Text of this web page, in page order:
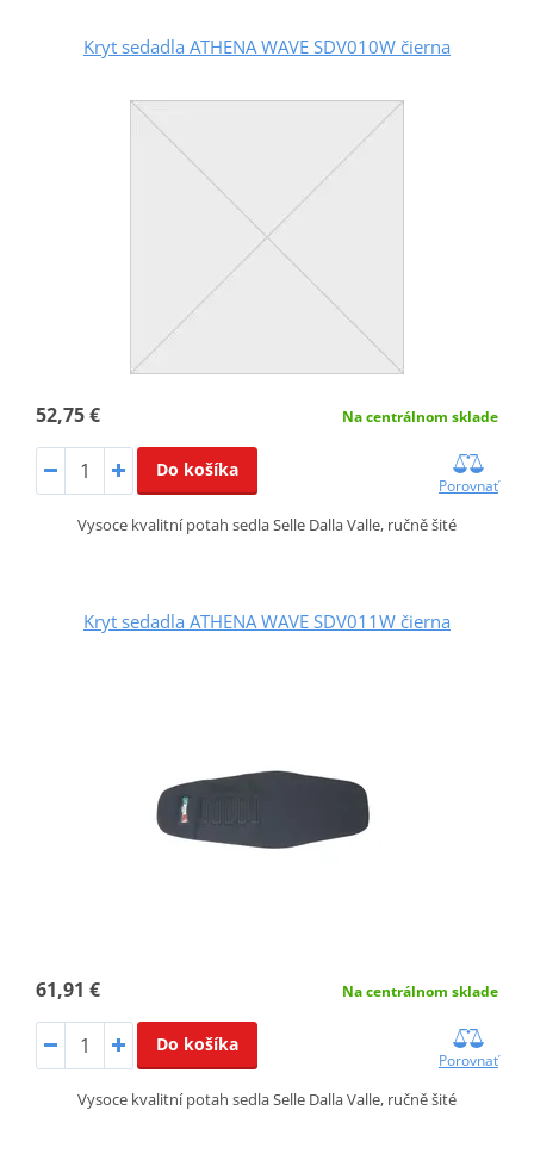
Kryt sedadla ATHENA WAVE SDV010W čierna
52,75 € Na centrálnom sklade
Do košíka
Porovnať
Vysoce kvalitní potah sedla Selle Dalla Valle, ručně šité
Kryt sedadla ATHENA WAVE SDV011W čierna
61,91 € Na centrálnom sklade
Do košíka
Porovnať
Vysoce kvalitní potah sedla Selle Dalla Valle, ručně šité